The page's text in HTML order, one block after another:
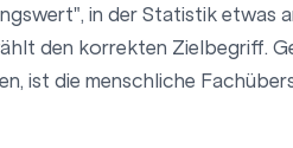
in der Statistik etwas
den korrekten Zielbegriff.
ist die menschliche